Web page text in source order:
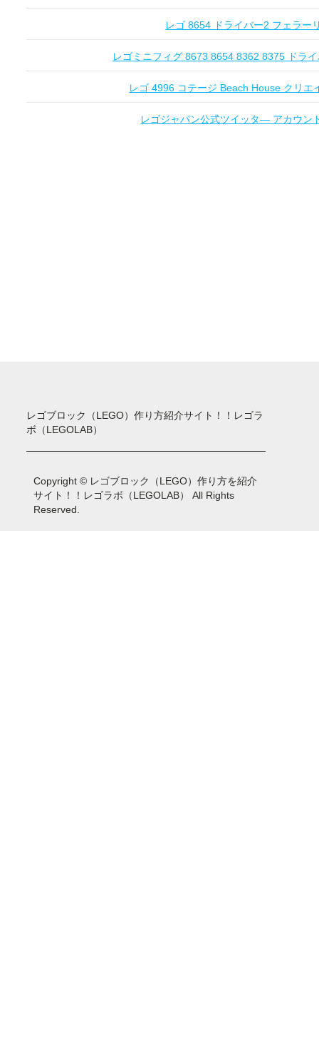
レゴ 8654 ドライバー2 フェラー
レゴミニフィグ 8673 8654 8362 8375 ドラ
レゴ 4996 コテージ Beach House クリエ
レゴジャパン公式ツイッタ― アカウン
レゴブロック（LEGO）作り方紹介サイト！！レゴラ
ボ（LEGOLAB）
Copyright © レゴブロック（LEGO）作り方を紹介
サイト！！レゴラボ（LEGOLAB） All Rights
Reserved.